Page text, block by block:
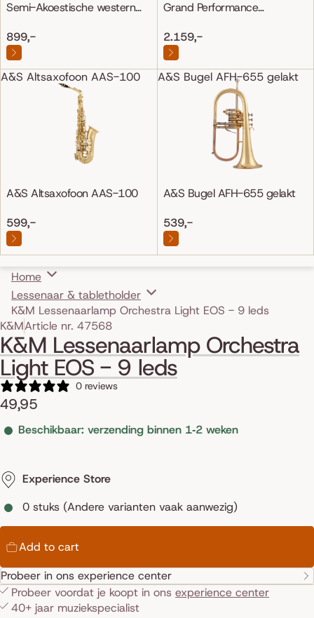
Semi-Akoestische western
899,-
Grand Performance
2.159,-
A&S Altsaxofoon AAS-100
A&S Altsaxofoon AAS-100
599,-
A&S Bugel AFH-655 gelakt
A&S Bugel AFH-655 gelakt
539,-
Home
Lessenaar & tabletholder
K&M Lessenaarlamp Orchestra Light EOS - 9 leds
Skip to product information
K&MArticle nr. 47568
K&M Lessenaarlamp Orchestra
Light EOS - 9 leds
0 reviews
49,95
Beschikbaar: verzending binnen 1‑2 weken
Experience Store
0 stuks (Andere varianten vaak aanwezig)
Add to cart
Probeer in ons experience center
Probeer voordat je koopt in ons experience center
40+ jaar muziekspecialist